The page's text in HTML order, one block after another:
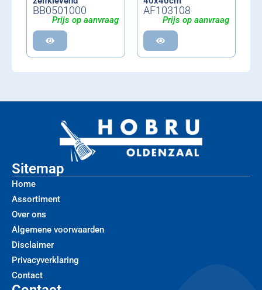
BB0501000
Prijs op aanvraag
AF103108
Prijs op aanvraag
Sitemap
Home
Assortiment
Over ons
Algemene voorwaarden
Disclaimer
Privacyverklaring
Contact